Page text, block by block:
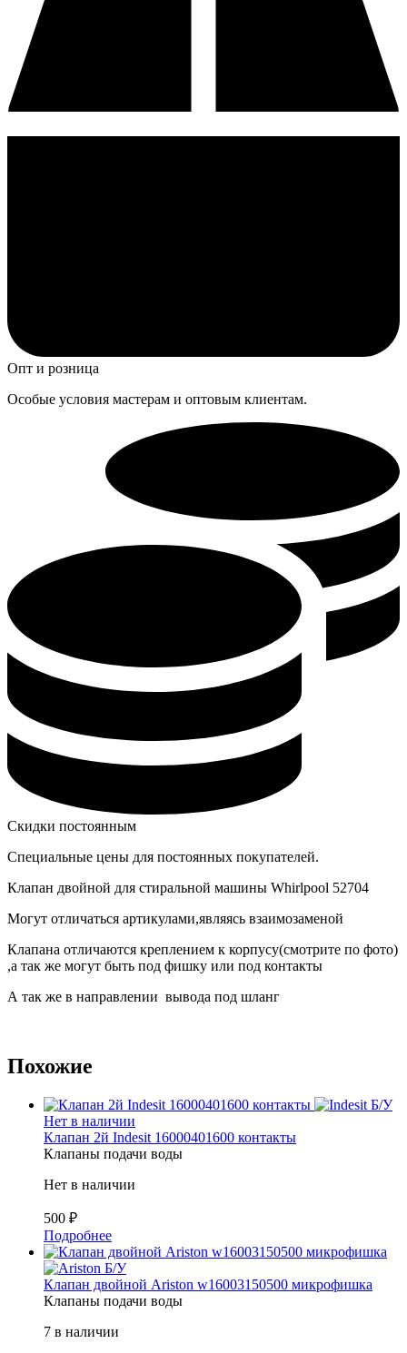
Опт и розница
Особые условия мастерам и оптовым клиентам.
Скидки постоянным
Специальные цены для постоянных покупателей.
Клапан двойной для стиральной машины Whirlpool 52704
Могут отличаться артикулами,являясь взаимозаменой
Клапана отличаются креплением к корпусу(смотрите по фото)
,а так же могут быть под фишку или под контакты
А так же в направлении вывода под шланг
Похожие
Б/У
Нет в наличии
Клапан 2й Indesit 16000401600 контакты
Клапаны подачи воды
Нет в наличии
500 ₽
Подробнее
Б/У
Клапан двойной Ariston w16003150500 микрофишка
Клапаны подачи воды
7 в наличии